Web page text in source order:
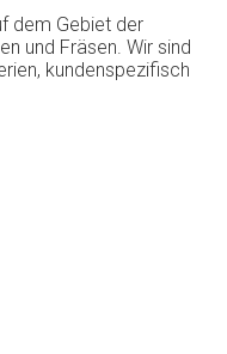
dem Gebiet der
und Fräsen. Wir sind
kundenspezifisch